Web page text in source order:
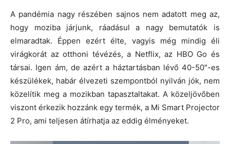
A pandémia nagy részében sajnos nem adatott meg az,
hogy moziba járjunk, ráadásul a nagy bemutatók is
elmaradtak. Éppen ezért élte, vagyis még mindig éli
virágkorát az otthoni tévézés, a Netflix, az HBO Go és
társai. Igen ám, de azért a háztartásban lévő 40-50″-es
készülékek, habár élvezeti szempontból nyilván jók, nem
közelítik meg a mozikban tapasztaltakat. A közeljövőben
viszont érkezik hozzánk egy termék, a Mi Smart Projector
2 Pro, ami teljesen átírhatja az eddig élményeket.